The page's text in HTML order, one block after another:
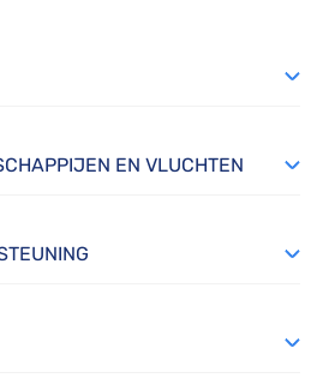
EN VLUCHTEN